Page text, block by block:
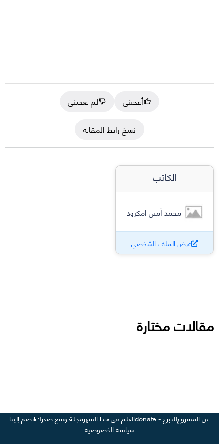
أعجبني
لم يعجبني
نسخ رابط المقالة
الكاتب
محمد أمين امكرود
عرض الملف الشخصي
مقالات مختارة
عن المشروعللتبرع - donate العلم في هذا الشهرمجلة وسع صدركانضم إلينا
سياسة الخصوصية